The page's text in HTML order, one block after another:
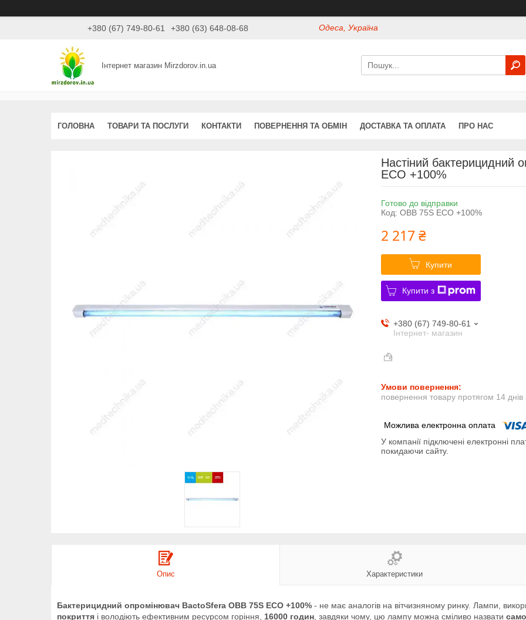
+380 (67) 749-80-61 +380 (63) 648-08-68 Одеса, Україна
Інтернет магазин Mirzdorov.in.ua
ГОЛОВНА ТОВАРИ ТА ПОСЛУГИ КОНТАКТИ ПОВЕРНЕННЯ ТА ОБМІН ДОСТАВКА ТА ОПЛАТА ПРО НАС
Настіний бактерицидний
ECO +100%
Готово до відправки
Код: OBB 75S ECO +100%
2 217 ₴
Купити
Купити з
+380 (67) 749-80-61
Інтернет- магазин
повернення товару протягом 14 днів
У компанії підключені електронні
покидаючи сайту.
Опис Характеристики
Бактерицидний опромінювач BactoSfera OBB 75S ECO +100% - не має аналогів на вітчизняному ринку. Лампи,
покриття і володіють ефективним ресурсом горіння, 16000 годин , завдяки чому, цю лампу можна сміливо назвати